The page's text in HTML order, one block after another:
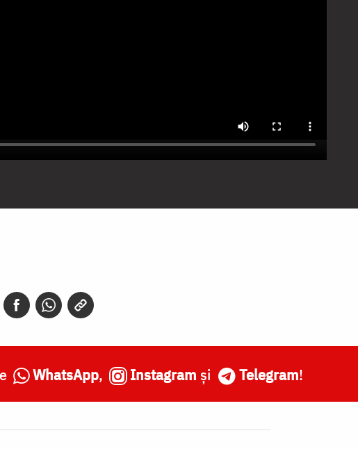
WhatsApp, Instagram și Telegram!